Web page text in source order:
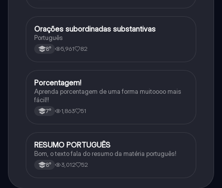
Português
Orações subordinadas substantivas
Português
8° 5,961 82
Matematica
Porcentagem!
Aprenda porcentagem de uma forma muitoooo mais
fácil!!
7° 1,863 51
Português
RESUMO PORTUGUÊS
Bom, o texto fala do resumo da matéria português!
8° 3,012 52